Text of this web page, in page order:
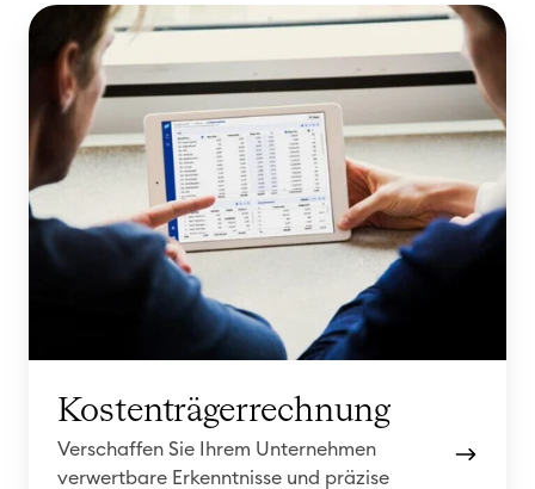
Kostenträgerrechnung
Verschaffen Sie Ihrem Unternehmen
verwertbare Erkenntnisse und präzise
K
t
n
t